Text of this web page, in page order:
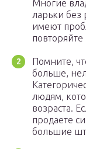
Многие
ларьки без
имеют
Помните,
больше,
людям,
возраста.
продаете
большие